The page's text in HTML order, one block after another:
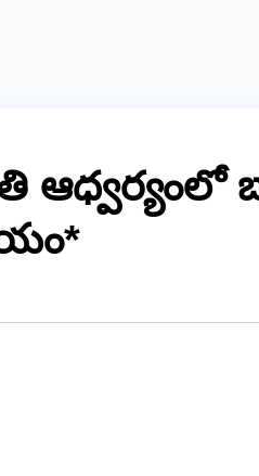
ఆధ్వర్యంలో